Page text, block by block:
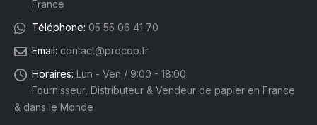
France
Téléphone: 05 55 06 41 70
Email: contact@procop.fr
Horaires: Lun - Ven / 9:00 - 18:00
Fournisseur, Distributeur & Vendeur de papier en France
& dans le Monde